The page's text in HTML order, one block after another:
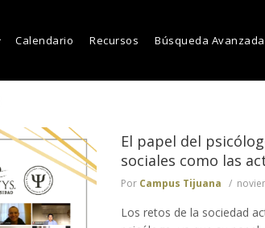
Calendario Recursos Búsqueda Avanzada
El papel del
sociales como las
Por Campus Tijuana
Los retos de la sociedad